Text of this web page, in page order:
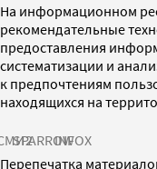
На информационном
рекомендательные
предоставления
систематизации и
к предпочтениям
находящихся на
SPARROWINFOX
Перепечатка